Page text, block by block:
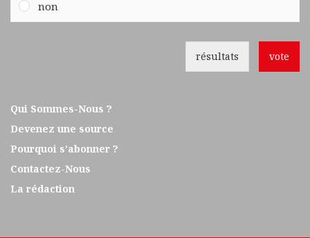
non
résultats vote
Qui Sommes-Nous ?
Devenez une source
Pourquoi s’abonner ?
Contactez-Nous
La rédaction